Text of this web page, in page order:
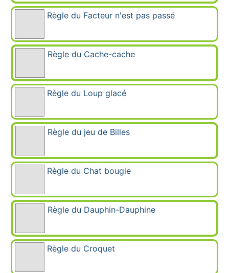
Règle du Facteur n'est pas passé
Règle du Cache-cache
Règle du Loup glacé
Règle du jeu de Billes
Règle du Chat bougie
Règle du Dauphin-Dauphine
Règle du Croquet